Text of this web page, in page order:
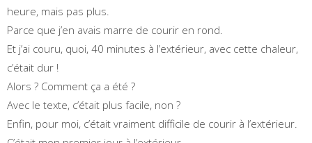
heure, mais pas plus.
Parce que j’en avais marre de courir en rond.
Et j’ai couru, quoi, 40 minutes à l’extérieur, avec cette chaleur,
c’était dur !
Alors ? Comment ça a été ?
Avec le texte, c’était plus facile, non ?
Enfin, pour moi, c’était vraiment difficile de courir à l’extérieur.